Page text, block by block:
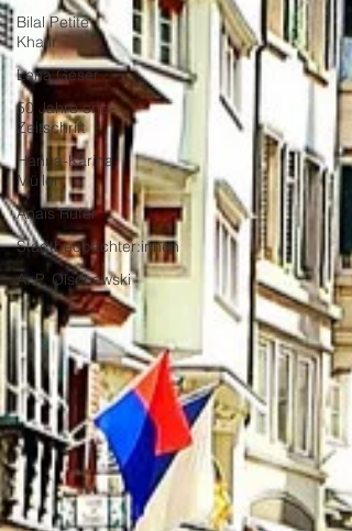
Bilal Petite
Khatir
Lena Geser
50 Jahre orte-
Zeitschrift
Hanna-Karina
Müller
Anaïs Rufer
Stadtbeobachter:innen
A. P. Olschewski